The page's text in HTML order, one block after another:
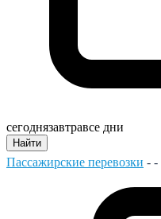
сегоднязавтравсе дни
Найти
Пассажирские перевозки - -